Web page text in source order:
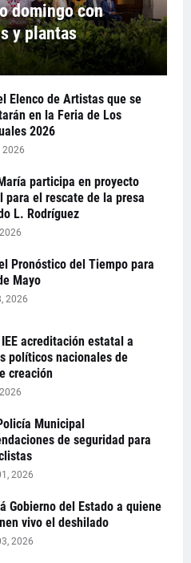
domingo con
y plantas
Elenco de Artistas que se
en la Feria de Los
2026
2026
participa en proyecto
para el rescate de la presa
L. Rodríguez
Pronóstico del Tiempo para
Mayo
2026
acreditación estatal a
políticos nacionales de
creación
Municipal
de seguridad para
2026
Gobierno del Estado a quiene
vivo el deshilado
2026